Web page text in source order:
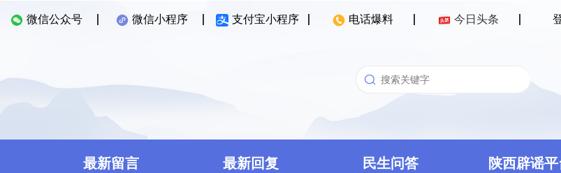
微信公众号 微信小程序 支付宝小程序 电话爆料 今日头条
最新留言 最新回复 民生问答 陕西辟谣